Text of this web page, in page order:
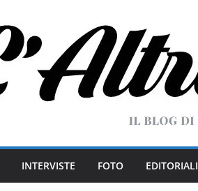
INTERVISTE FOTO EDITORIALI